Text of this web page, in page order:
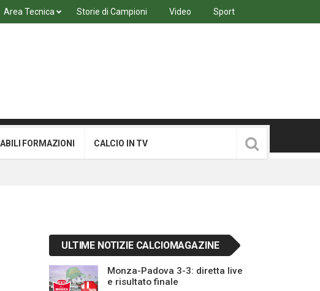
Area Tecnica Storie di Campioni Video Sport
FORMAZIONI CALCIO IN TV
ULTIME NOTIZIE CALCIOMAGAZINE
Monza-Padova 3-3: diretta live
e risultato finale